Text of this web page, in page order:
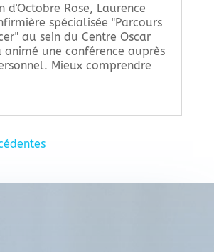
d'Octobre Rose, Laurence
spécialisée "Parcours
au sein du Centre Oscar
animé une conférence auprès
Mieux comprendre